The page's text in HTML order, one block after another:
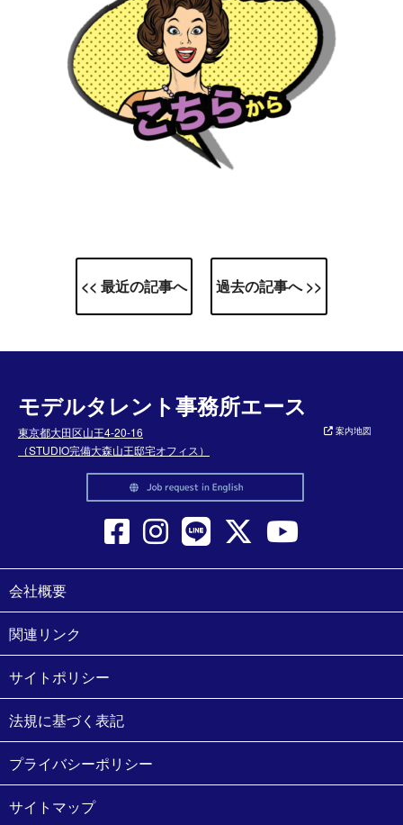
<< 最近の記事へ 過去の記事へ >>
モデルタレント事務所エース
東京都大田区山王4-20-16
（STUDIO完備大森山王邸宅オフィス）
案内地図
会社概要
関連リンク
サイトポリシー
法規に基づく表記
プライバシーポリシー
サイトマップ